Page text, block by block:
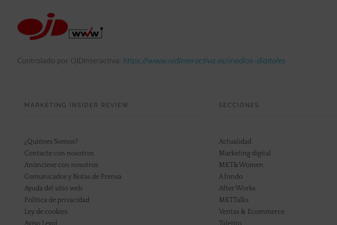
Controlado por OJDinteractiva: https://www.ojdinteractiva.es/medios-digitales
MARKETING INSIDER REVIEW
¿Quiénes Somos?
Contacte con nosotros
Anúnciese con nosotros
Comunicados y Notas de Prensa
Ayuda del sitio web
Política de privacidad
Ley de cookies
Aviso Legal
SECCIONES
Actualidad
Marketing digital
MKT&Women
A fondo
After Works
MKTTalks
Ventas & Ecommerce
Talento